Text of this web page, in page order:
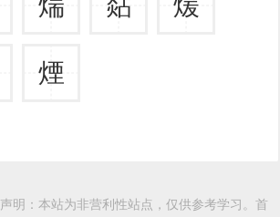
煙
声明：本站为非营利性站点，仅供参考学习。 首